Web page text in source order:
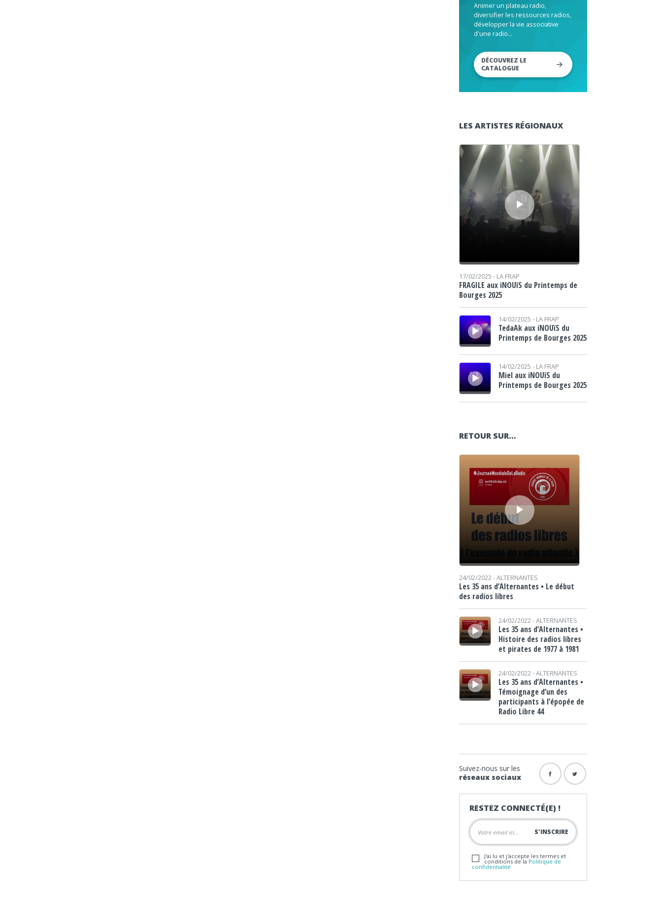
Animer un plateau radio,
diversifier les ressources radios,
développer la vie associative
d'une radio...
DÉCOUVREZ LE
CATALOGUE
LES ARTISTES RÉGIONAUX
Lecteur audio
17/02/2025 - LA FRAP
FRAGILE aux iNOUïS du Printemps de
Bourges 2025
Lecteur audio
14/02/2025 - LA FRAP
TedaAk aux iNOUïS du
Printemps de Bourges 2025
Lecteur audio 14/02/2025 - LA FRAP
Miel aux iNOUïS du
Printemps de Bourges 2025
RETOUR SUR…
Lecteur audio
24/02/2022 -ALTERNANTES
Les 35 ans d’Alternantes • Le début
des radios libres
Lecteur audio
24/02/2022 -ALTERNANTES
Les 35 ans d’Alternantes •
Histoire des radios libres
et pirates de 1977 à 1981
Lecteur audio
24/02/2022 -ALTERNANTES
Les 35 ans d’Alternantes •
Témoignage d’un des
participants à l’épopée de
Radio Libre 44
Suivez-nous sur les
réseaux sociaux
RESTEZ CONNECTÉ(E) !
J'ai lu et j'accepte les termes et
conditions de la Politique de
confidentialité